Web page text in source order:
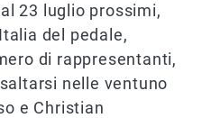
23 luglio prossimi,
del pedale,
di rappresentanti,
nelle ventuno
e Christian